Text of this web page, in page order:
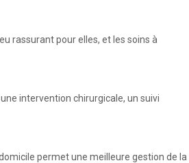
rassurant pour elles, et les soins à
intervention chirurgicale, un suivi
permet une meilleure gestion de la